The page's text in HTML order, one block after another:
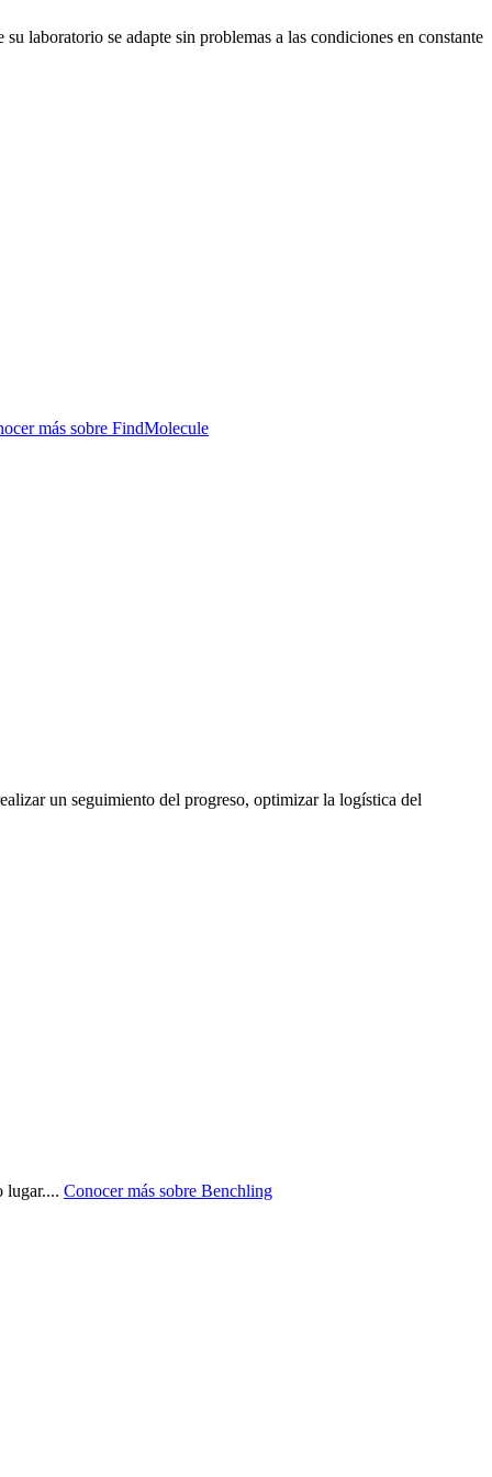
laboratorio se adapte sin problemas a las condiciones en constante
más sobre FindMolecule
un seguimiento del progreso, optimizar la logística del
lugar.... Conocer más sobre Benchling